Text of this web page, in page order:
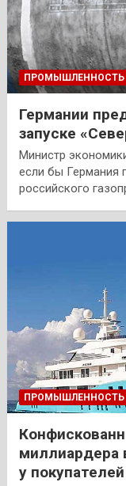
ПРОМЫШЛЕННОСТЬ
Германии
запуске
Министр
если бы Германия
российского
ПРОМЫШЛЕННОСТЬ
миллиардера
у покупателей